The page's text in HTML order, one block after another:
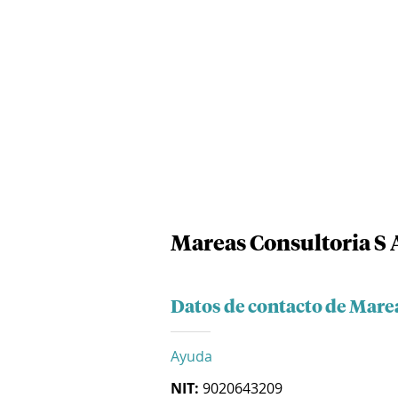
Mareas Consultoria S
Datos de contacto de
Ayuda
NIT: 9020643209